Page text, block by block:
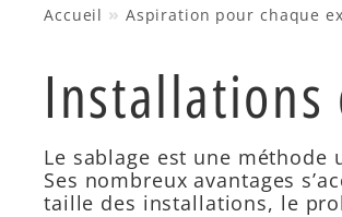
Accueil » Aspiration pour chaque
Installations
Le sablage est une
Ses nombreux avantages
taille des installations, le